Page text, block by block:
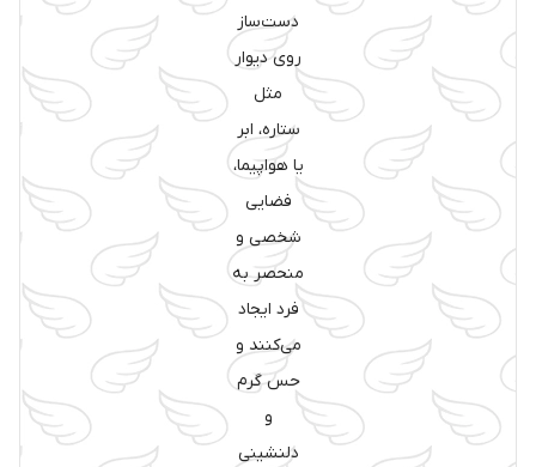
دست‌ساز
روی دیوار
مثل
ستاره، ابر
یا هواپیما،
فضایی
شخصی و
منحصر به
فرد ایجاد
می‌کنند و
حس گرم
و
دلنشینی